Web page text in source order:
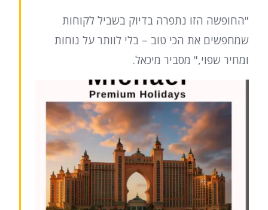
"החופשה הזו נתפרה בדיוק בשביל לקוחות
שמחפשים את הכי טוב – בלי לוותר על נוחות
ומחיר שפוי," מסביר מיכאל.